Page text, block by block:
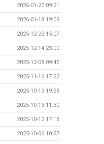
2026-01-27 09:21
2026-01-18 19:09
2025-12-23 15:07
2025-12-14 23:00
2025-12-08 09:45
2025-11-16 17:22
2025-10-13 19:38
2025-10-13 11:30
2025-10-12 17:18
2025-10-06 10:27